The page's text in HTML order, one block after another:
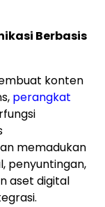
Berbasis
konten
perangkat
memadukan
penyuntingan,
aset digital